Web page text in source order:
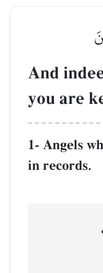
And
you are
1- Angels
in records.